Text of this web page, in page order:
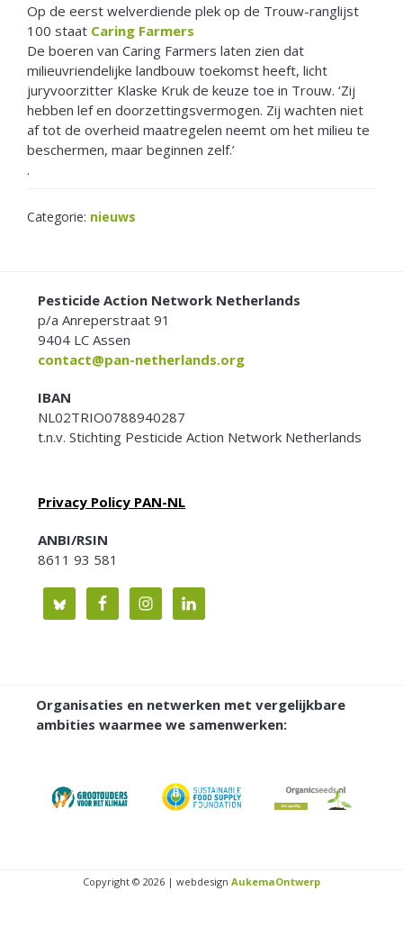
Op de eerst welverdiende plek op de Trouw-ranglijst
100 staat Caring Farmers
De boeren van Caring Farmers laten zien dat
milieuvriendelijke landbouw toekomst heeft, licht
juryvoorzitter Klaske Kruk de keuze toe in Trouw. ‘Zij
hebben lef en doorzettingsvermogen. Zij wachten niet
af tot de overheid maatregelen neemt om het milieu te
beschermen, maar beginnen zelf.’
.
Categorie: nieuws
FOOTERPesticide Action Network Netherlands
p/a Anreperstraat 91
9404 LC Assen
contact@pan-netherlands.org
IBAN
NL02TRIO0788940287
t.n.v. Stichting Pesticide Action Network Netherlands
Privacy Policy PAN-NL
ANBI/RSIN
8611 93 581
Organisaties en netwerken met vergelijkbare
ambities waarmee we samenwerken:
Copyright © 2026 | webdesign AukemaOntwerp